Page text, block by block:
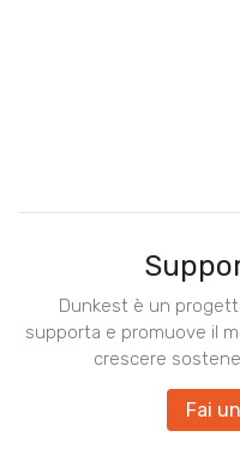
Dunkest è un
supporta e promuove il
crescere
Fai